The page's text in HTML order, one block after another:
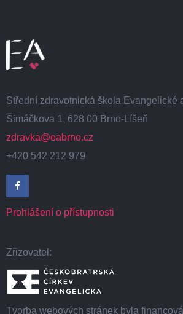
Střední zdravotnická škola Evangelické
Šimáčkova 1, 628 00 Brno-Líšeň
zdravka@eabrno.cz
+420 542 212 979
Prohlášení o přístupnosti
Zřizovatel:
Tvorba webových stránek byla